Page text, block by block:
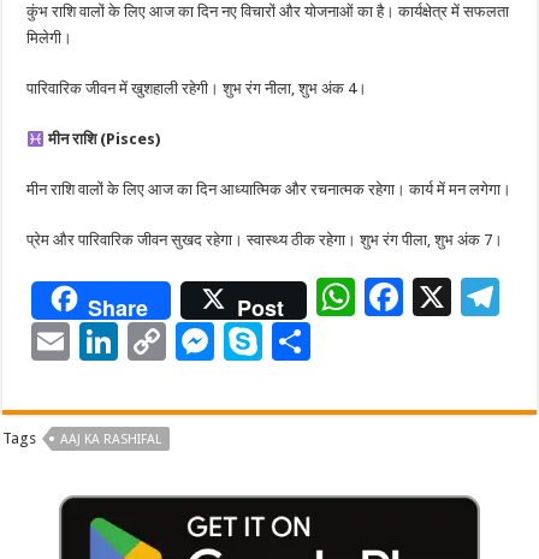
कुंभ राशि वालों के लिए आज का दिन नए विचारों और योजनाओं का है। कार्यक्षेत्र में सफलता
मिलेगी।
पारिवारिक जीवन में खुशहाली रहेगी। शुभ रंग नीला, शुभ अंक 4।
मीन राशि (Pisces)
मीन राशि वालों के लिए आज का दिन आध्यात्मिक और रचनात्मक रहेगा। कार्य में मन लगेगा।
प्रेम और पारिवारिक जीवन सुखद रहेगा। स्वास्थ्य ठीक रहेगा। शुभ रंग पीला, शुभ अंक 7।
Share Post
W
sA
p
F
b
o
X
gr
E
ai
l
Li
k
e
dI
n
C
p
y
Li
n
M
se
g
er
Sk
p ar
Tags AAJ KA RASHIFAL